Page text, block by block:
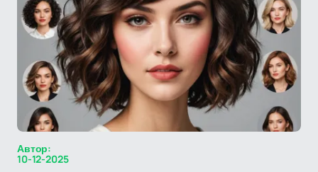
Автор:
10-12-2025